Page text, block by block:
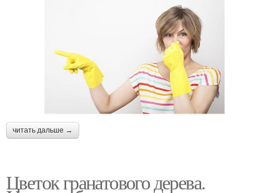
читать дальше →
Цветок гранатового дерева.